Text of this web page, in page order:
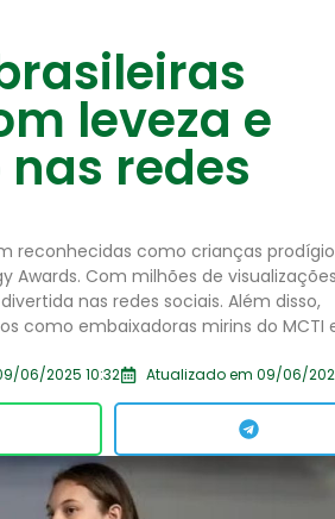
leveza e
redes
reconhecidas como crianças prodígio
Awards. Com milhões de
nas redes sociais. Além disso,
como embaixadoras mirins do MCTI
06/2025 10:32 Atualizado em 09/06/